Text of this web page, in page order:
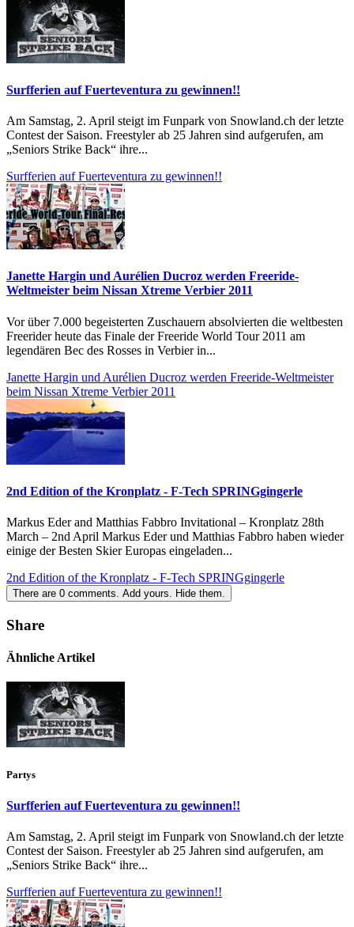
Surfferien auf Fuerteventura zu gewinnen!!
Am Samstag, 2. April steigt im Funpark von Snowland.ch der letzte
Contest der Saison. Freestyler ab 25 Jahren sind aufgerufen, am
„Seniors Strike Back“ ihre...
Surfferien auf Fuerteventura zu gewinnen!!
Janette Hargin und Aurélien Ducroz werden Freeride-
Weltmeister beim Nissan Xtreme Verbier 2011
Vor über 7.000 begeisterten Zuschauern absolvierten die weltbesten
Freerider heute das Finale der Freeride World Tour 2011 am
legendären Bec des Rosses in Verbier in...
Janette Hargin und Aurélien Ducroz werden Freeride-Weltmeister
beim Nissan Xtreme Verbier 2011
2nd Edition of the Kronplatz - F-Tech SPRINGgingerle
Markus Eder and Matthias Fabbro Invitational – Kronplatz 28th
March – 2nd April Markus Eder und Matthias Fabbro haben wieder
einige der Besten Skier Europas eingeladen...
2nd Edition of the Kronplatz - F-Tech SPRINGgingerle
There are 0 comments. Add yours. Hide them.
Share
Ähnliche Artikel
Partys
Surfferien auf Fuerteventura zu gewinnen!!
Am Samstag, 2. April steigt im Funpark von Snowland.ch der letzte
Contest der Saison. Freestyler ab 25 Jahren sind aufgerufen, am
„Seniors Strike Back“ ihre...
Surfferien auf Fuerteventura zu gewinnen!!